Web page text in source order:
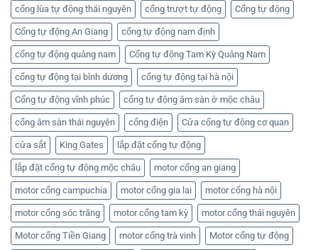
cổng lùa tự động thái nguyên cổng trượt tự động Cổng tự động
Cổng tự động An Giang cổng tự động nam định
cổng tự động quảng nam Cổng tự động Tam Kỳ Quảng Nam
cổng tự động tại bình dương cổng tự động tại hà nội
Cổng tự động vĩnh phúc cổng tự động âm sàn ở mộc châu
cổng âm sàn thái nguyên cổng điện Cửa cổng tự động cơ quan
cửa sắt King Gates lắp đặt cổng tự động
lắp đặt cổng tự động mộc châu motor cổng an giang
motor cổng campuchia motor cổng gia lai motor cổng hà nội
motor cổng sóc trăng motor cổng tam kỳ motor cổng thái nguyên
Motor cổng Tiền Giang motor cổng trà vinh Motor cổng tự động